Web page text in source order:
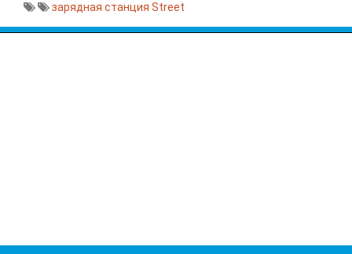
зарядная станция Street